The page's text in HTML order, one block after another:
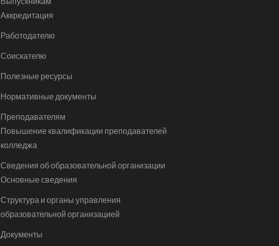
Аккредитация
Работодателю
Соискателю
Полезные ресурсы
Нормативные документы
Преподавателям
Повышение квалификации преподавателей
колледжа
Сведения об образовательной организации
Основные сведения
Структура и органы управления
образовательной организацией
Документы